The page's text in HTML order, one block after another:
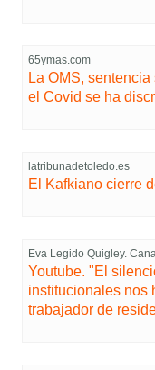
65ymas.com
La OMS,
el Covid se ha
latribunadetoledo.es
El Kafkiano cierre
Eva Legido Quigley.
Youtube. "El
institucionales nos
trabajador de